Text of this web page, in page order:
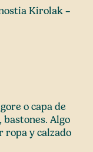
Kirolak –
o capa de
Algo
ropa y calzado